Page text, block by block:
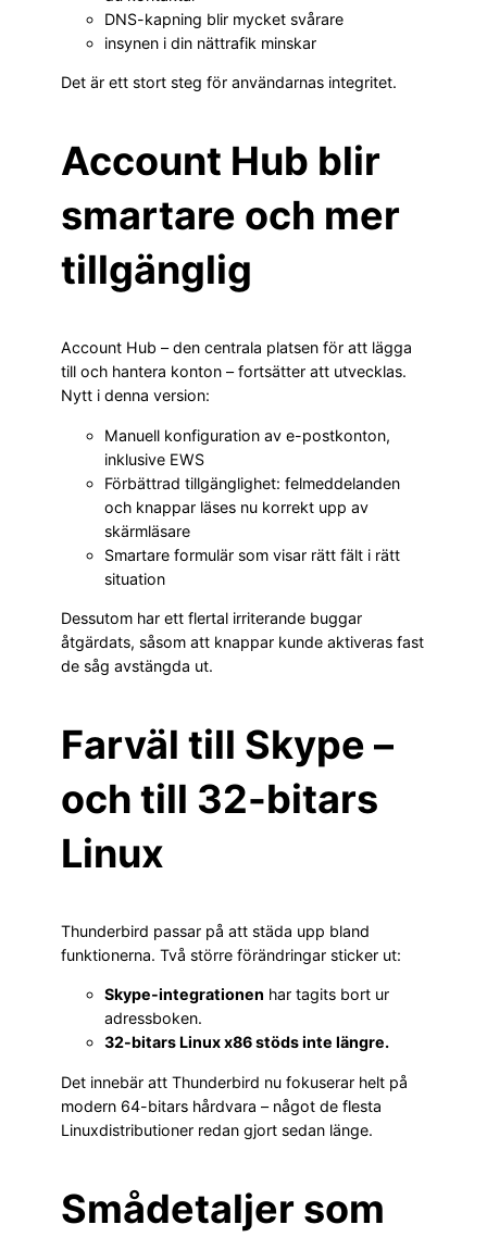
DNS-kapning blir mycket svårare
insynen i din nättrafik minskar
Det är ett stort steg för användarnas integritet.
Account Hub blir
smartare och mer
tillgänglig
Account Hub – den centrala platsen för att lägga
till och hantera konton – fortsätter att utvecklas.
Nytt i denna version:
Manuell konfiguration av e-postkonton,
inklusive EWS
Förbättrad tillgänglighet: felmeddelanden
och knappar läses nu korrekt upp av
skärmläsare
Smartare formulär som visar rätt fält i rätt
situation
Dessutom har ett flertal irriterande buggar
åtgärdats, såsom att knappar kunde aktiveras fast
de såg avstängda ut.
Farväl till Skype –
och till 32-bitars
Linux
Thunderbird passar på att städa upp bland
funktionerna. Två större förändringar sticker ut:
Skype-integrationen har tagits bort ur
adressboken.
32-bitars Linux x86 stöds inte längre.
Det innebär att Thunderbird nu fokuserar helt på
modern 64-bitars hårdvara – något de flesta
Linuxdistributioner redan gjort sedan länge.
Smådetaljer som